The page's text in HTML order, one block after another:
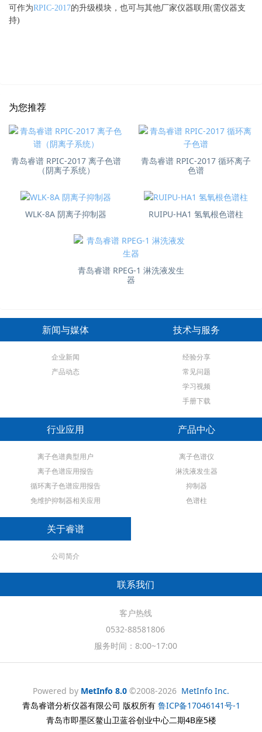
可作为RPIC-2017的升级模块，也可与其他厂家仪器联用(需仪器支
持)
为您推荐
青岛睿谱 RPIC-2017 离子色谱
（阴离子系统）
青岛睿谱 RPIC-2017 循环离子
色谱
WLK-8A 阴离子抑制器 RUIPU-HA1 氢氧根色谱柱
青岛睿谱 RPEG-1 淋洗液发生
器
新闻与媒体
企业新闻
产品动态
技术与服务
经验分享
常见问题
学习视频
手册下载
行业应用
离子色谱典型用户
离子色谱应用报告
循环离子色谱应用报告
免维护抑制器相关应用
产品中心
离子色谱仪
淋洗液发生器
抑制器
色谱柱
关于睿谱
公司简介
联系我们
客户热线
0532-88581806
服务时间：8:00~17:00
Powered by MetInfo 8.0 ©2008-2026 MetInfo Inc.
青岛睿谱分析仪器有限公司 版权所有 鲁ICP备17046141号-1
青岛市即墨区鳌山卫蓝谷创业中心二期4B座5楼